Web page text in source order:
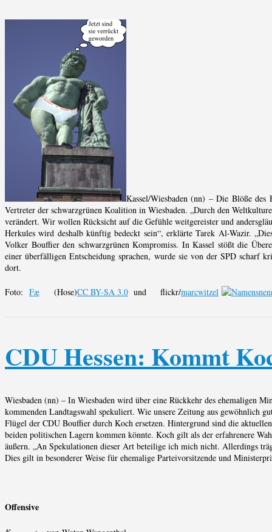
Kassel/Wiesbaden (nn) – Die Blöße
Vertreter der schwarzgrünen Koalition in Wiesbaden. „Durch den
verändert. Wir wollen Rücksicht auf die Gefühle weitgereister und
Herkules wird deshalb künftig bedeckt sein“, erklärte Tarek Al-Wazir.
Volker Bouffier den schwarzgrünen Kompromiss. In Kassel stößt die
einer überfälligen Entscheidung sprachen, wurde sie von der SPD scharf
dort.
Foto: Fæ (Hose)CC BY-SA 3.0 und flickr/marcwitzel
CDU Hessen: Kommt
Wiesbaden (nn) – In Wiesbaden wird über eine Rückkehr des ehemaligen
kommenden Landtagswahl spekuliert. Wie unsere Zeitung aus gewöhnlich
Flügel der CDU Bouffier durch Koch ersetzen. Hintergrund sind die
beiden politischen Lagern kommen könnte. Koch gilt als der erfahrenere
äußern. „An Spekulationen dieser Art beteilige ich mich nicht. Allerdings
Dies gilt in besonderer Weise für ehemalige Parteivorsitzende und
Offensive